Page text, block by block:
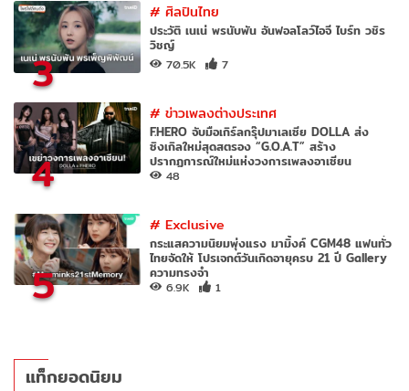
3
#ศิลปินไทย
ประวัติ เนเน่ พรนับพัน อันฟอลโลว์ไอจี ไบร์ท วชิร
วิชญ์
70.5K 7
4
#ข่าวเพลงต่างประเทศ
F.HERO จับมือเกิร์ลกรุ๊ปมาเลเซีย DOLLA ส่ง
ซิงเกิลใหม่สุดสตรอง “G.O.A.T” สร้าง
ปรากฏการณ์ใหม่แห่งวงการเพลงอาเซียน
48
5
#Exclusive
กระแสความนิยมพุ่งแรง มามิ้งค์ CGM48 แฟนทั่ว
ไทยจัดให้ โปรเจกต์วันเกิดอายุครบ 21 ปี Gallery
ความทรงจำ
6.9K 1
แท็กยอดนิยม